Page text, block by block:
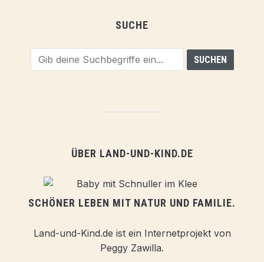
SUCHE
ÜBER LAND-UND-KIND.DE
SCHÖNER LEBEN MIT NATUR UND FAMILIE.
Land-und-Kind.de ist ein Internetprojekt von
Peggy Zawilla.